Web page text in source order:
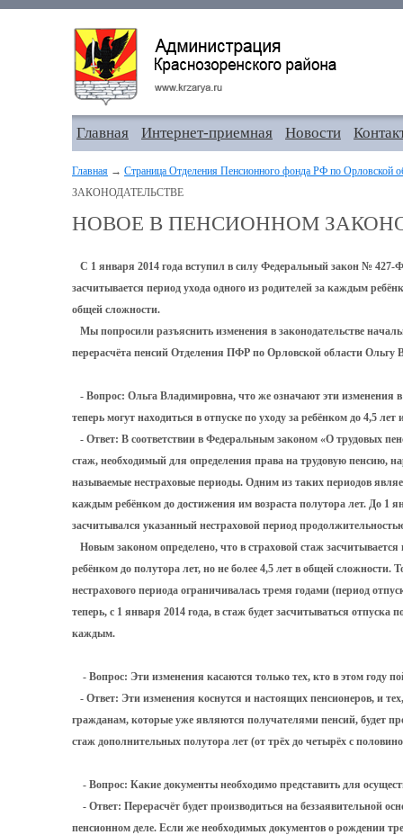
Главная Интернет-приемная Новости
Главная → Страница Отделения Пенсионного фонда РФ по Орловской
ЗАКОНОДАТЕЛЬСТВЕ
НОВОЕ В ПЕНСИОННОМ
С 1 января 2014 года вступил в силу Федеральный закон № 427-
засчитывается период ухода одного из родителей за каждым
общей сложности.
Мы попросили разъяснить изменения в законодательстве
перерасчёта пенсий Отделения ПФР по Орловской области Ольгу
- Вопрос: Ольга Владимировна, что же означают эти
теперь могут находиться в отпуске по уходу за ребёнком до 4,5
- Ответ: В соответствии в Федеральным законом «О трудовых
стаж, необходимый для определения права на трудовую пенсию,
называемые нестраховые периоды. Одним из таких периодов
каждым ребёнком до достижения им возраста полутора лет. До 1
засчитывался указанный нестраховой период
Новым законом определено, что в страховой стаж
ребёнком до полутора лет, но не более 4,5 лет в общей сложности.
нестрахового периода ограничивалась тремя годами (период
теперь, с 1 января 2014 года, в стаж будет засчитываться отпуска
каждым.
- Вопрос: Эти изменения касаются только тех, кто в этом году
- Ответ: Эти изменения коснутся и настоящих пенсионеров, и
гражданам, которые уже являются получателями пенсий, будет
стаж дополнительных полутора лет (от трёх до четырёх с
- Вопрос: Какие документы необходимо представить для
- Ответ: Перерасчёт будет производиться на беззаявительной
пенсионном деле. Если же необходимых документов о рождении